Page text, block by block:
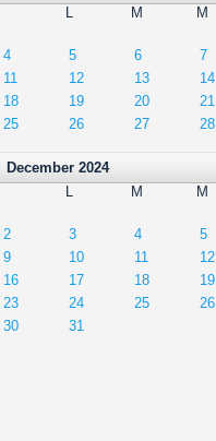
L
M M
4
5 6 7
11
12 13 14
18
19 20 21
25
26 27 28
December 2024
L
M M
2
3 4 5
9
10 11 12
16
17 18 19
23
24 25 26
30
31